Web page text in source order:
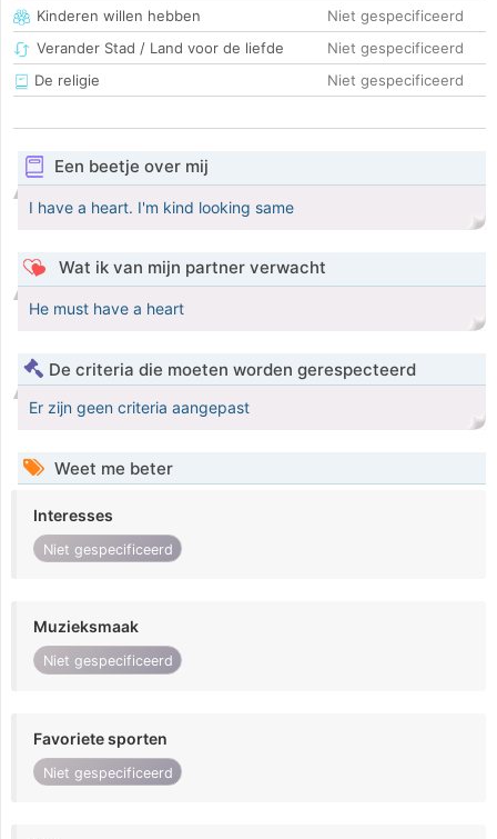
Kinderen willen hebben
Niet gespecificeerd
Verander Stad / Land voor de liefde
Niet gespecificeerd
De religie
Niet gespecificeerd
Een beetje over mij
I have a heart. I'm kind looking same
Wat ik van mijn partner verwacht
He must have a heart
De criteria die moeten worden gerespecteerd
Er zijn geen criteria aangepast
Weet me beter
Interesses
Niet gespecificeerd
Muzieksmaak
Niet gespecificeerd
Favoriete sporten
Niet gespecificeerd